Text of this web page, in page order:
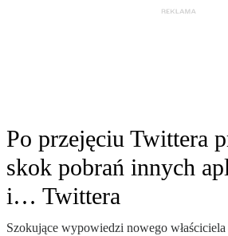
Po przejęciu Twittera
skok pobrań innych
i… Twittera
Szokujące wypowiedzi nowego właściciela